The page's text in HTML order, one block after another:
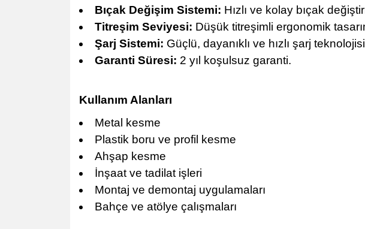
Bıçak Değişim Sistemi: Hızlı ve kolay bıçak
Titreşim Seviyesi: Düşük titreşimli ergonomik
Şarj Sistemi: Güçlü, dayanıklı ve hızlı şarj teknolojisi
Garanti Süresi: 2 yıl koşulsuz garanti.
Kullanım Alanları
Metal kesme
Plastik boru ve profil kesme
Ahşap kesme
İnşaat ve tadilat işleri
Montaj ve demontaj uygulamaları
Bahçe ve atölye çalışmaları